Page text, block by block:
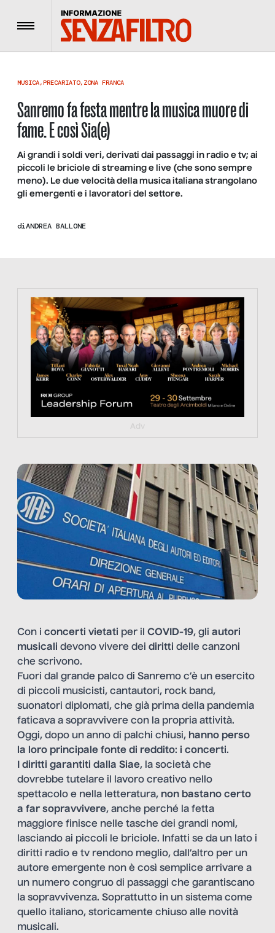
Menu
MUSICA,PRECARIATO, ZONA FRANCA
Sanremo fa festa mentre la musica muore di
fame. E così Sia(e)
Ai grandi i soldi veri, derivati dai passaggi in radio e tv; ai
piccoli le briciole di streaming e live (che sono sempre
meno). Le due velocità della musica italiana strangolano
gli emergenti e i lavoratori del settore.
diANDREA BALLONE
https://tinyurl.com/363fvfm9
Adv
Con i concerti vietati per il COVID-19, gli autori
musicali devono vivere dei diritti delle canzoni
che scrivono.
Fuori dal grande palco di Sanremo c’è un esercito
di piccoli musicisti, cantautori, rock band,
suonatori diplomati, che già prima della pandemia
faticava a sopravvivere con la propria attività.
Oggi, dopo un anno di palchi chiusi, hanno perso
la loro principale fonte di reddito: i concerti.
I diritti garantiti dalla Siae, la società che
dovrebbe tutelare il lavoro creativo nello
spettacolo e nella letteratura, non bastano certo
a far sopravvivere, anche perché la fetta
maggiore finisce nelle tasche dei grandi nomi,
lasciando ai piccoli le briciole. Infatti se da un lato i
diritti radio e tv rendono meglio, dall’altro per un
autore emergente non è così semplice arrivare a
un numero congruo di passaggi che garantiscano
la sopravvivenza. Soprattutto in un sistema come
quello italiano, storicamente chiuso alle novità
musicali.